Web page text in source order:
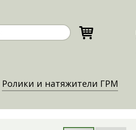
Ролики и натяжители ГРМ